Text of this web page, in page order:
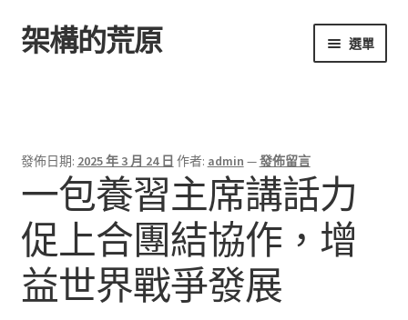
跳
至
跳
至
架構的荒原 選單
發佈日期: 2025 年 3 月 24 日 作者: admin —發佈留言
一包養習主席講話力
促上合團結協作，增
益世界戰爭發展